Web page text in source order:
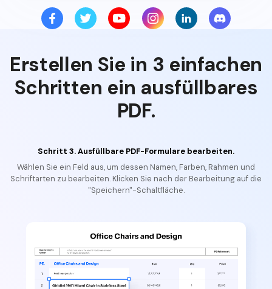
Erstellen Sie in 3 einfachen
Schritten ein ausfüllbares
PDF.
Schritt 3. Ausfüllbare PDF-Formulare bearbeiten.
Wählen Sie ein Feld aus, um dessen Namen, Farben, Rahmen und
Schriftarten zu bearbeiten. Klicken Sie nach der Bearbeitung auf die
"Speichern"-Schaltfläche.